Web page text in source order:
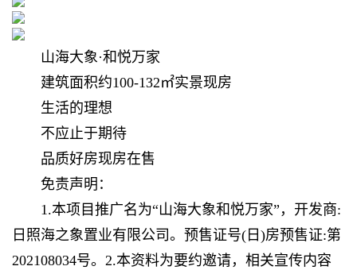
山海大象·和悦万家
建筑面积约100-132㎡实景现房
生活的理想
不应止于期待
品质好房现房在售
免责声明：
1.本项目推广名为“山海大象和悦万家”，开发商:
日照海之象置业有限公司。预售证号(日)房预售证:第
202108034号。2.本资料为要约邀请，相关宣传内容